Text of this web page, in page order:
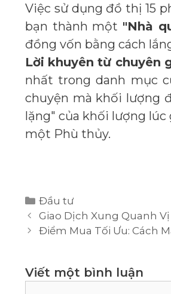
Việc sử dụng đồ thị 15
bạn thành một "Nhà
đồng vốn bằng cách
Lời khuyên từ chuyên
nhất trong danh mục
chuyện mà khối lượng
lặng" của khối lượng lúc
một Phù thủy.
Danh
mục
Đầu tư
Giao Dịch Xung Quanh
Điểm Mua Tối Ưu: Cách
Viết một bình luận